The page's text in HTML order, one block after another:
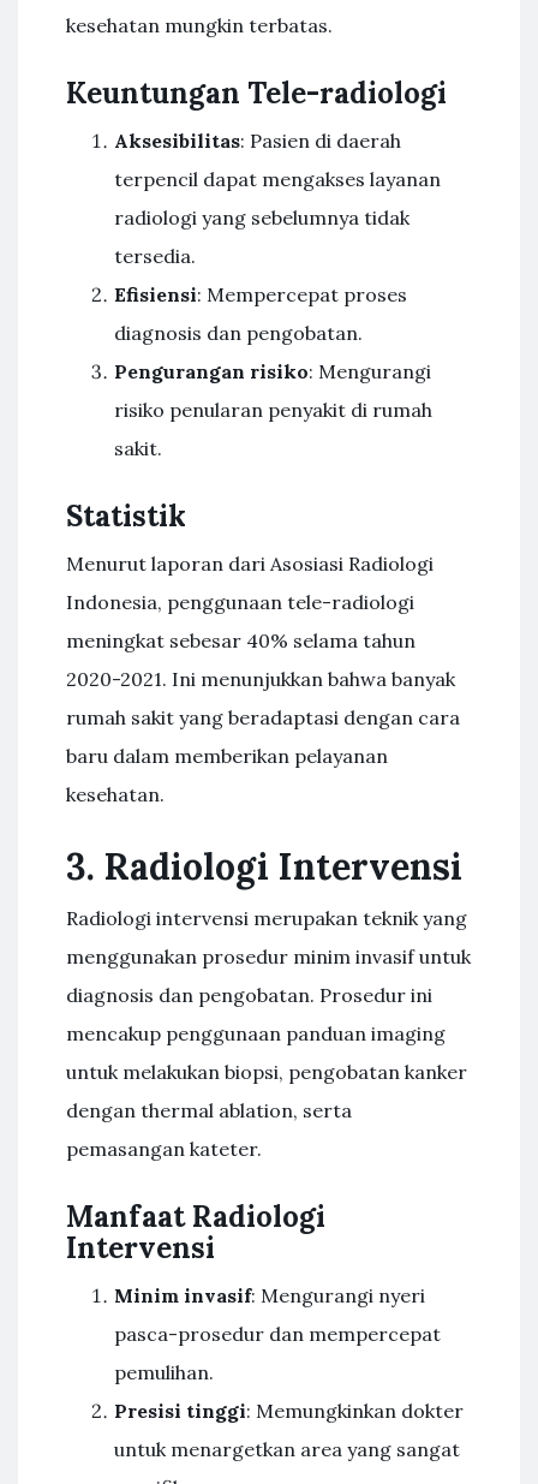
kesehatan mungkin terbatas.
Keuntungan Tele-radiologi
Aksesibilitas: Pasien di daerah
terpencil dapat mengakses layanan
radiologi yang sebelumnya tidak
tersedia.
Efisiensi: Mempercepat proses
diagnosis dan pengobatan.
Pengurangan risiko: Mengurangi
risiko penularan penyakit di rumah
sakit.
Statistik
Menurut laporan dari Asosiasi Radiologi
Indonesia, penggunaan tele-radiologi
meningkat sebesar 40% selama tahun
2020-2021. Ini menunjukkan bahwa banyak
rumah sakit yang beradaptasi dengan cara
baru dalam memberikan pelayanan
kesehatan.
3. Radiologi Intervensi
Radiologi intervensi merupakan teknik yang
menggunakan prosedur minim invasif untuk
diagnosis dan pengobatan. Prosedur ini
mencakup penggunaan panduan imaging
untuk melakukan biopsi, pengobatan kanker
dengan thermal ablation, serta
pemasangan kateter.
Manfaat Radiologi
Intervensi
Minim invasif: Mengurangi nyeri
pasca-prosedur dan mempercepat
pemulihan.
Presisi tinggi: Memungkinkan dokter
untuk menargetkan area yang sangat